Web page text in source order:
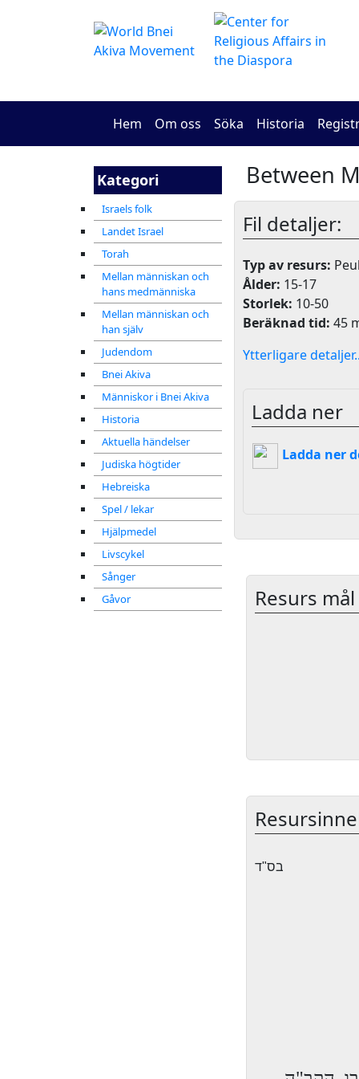
Hem Om oss Söka Historia
Kategori
Israels folk
Landet Israel
Torah
Mellan människan och
hans medmänniska
Mellan människan och
han själv
Judendom
Bnei Akiva
Människor i Bnei Akiva
Historia
Aktuella händelser
Judiska högtider
Hebreiska
Spel / lekar
Hjälpmedel
Livscykel
Sånger
Gåvor
Fil detaljer:
Typ av resurs:
Ålder: 15-17
Storlek: 10-50
Beräknad tid: 45
Ytterligare
Ladda ner
Ladda ner
Resurs mål
בס"ד